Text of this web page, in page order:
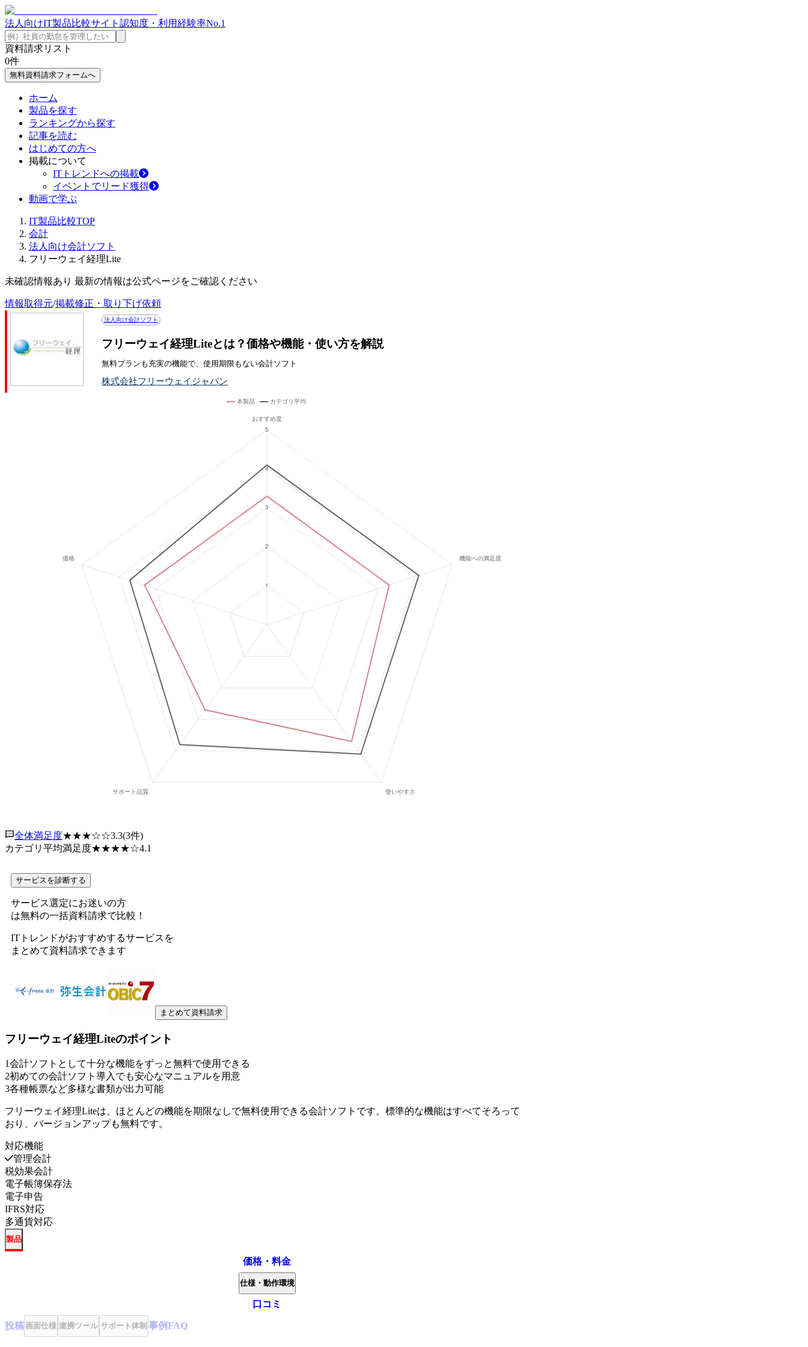
法人向けIT製品比較サイト 認知度・利用経験率No.1
資料請求リスト
0件
無料資料請求フォームへ
ホーム
製品を探す
ランキングから探す
記事を読む
はじめての方へ
掲載について
ITトレンドへの掲載
イベントでリード獲得
動画で学ぶ
IT製品比較TOP
会計
法人向け会計ソフト
フリーウェイ経理Lite
未確認情報あり 最新の情報は公式ページをご確認ください
情報取得元/掲載修正・取り下げ依頼
法人向け会計ソフト
フリーウェイ経理Liteとは？価格や機能・使い方を解説
無料プランも充実の機能で、使用期限もない会計ソフト
株式会社フリーウェイジャパン
全体満足度★★★☆☆3.3(3件)
カテゴリ平均満足度★★★★☆4.1
サービスを診断する
サービス選定にお迷いの方
は無料の一括資料請求で比較！
ITトレンドがおすすめするサービスを
まとめて資料請求できます
まとめて資料請求
フリーウェイ経理Liteのポイント
1会計ソフトとして十分な機能をずっと無料で使用できる
2初めての会計ソフト導入でも安心なマニュアルを用意
3各種帳票など多様な書類が出力可能
フリーウェイ経理Liteは、ほとんどの機能を期限なしで無料使用できる会計ソフトです。標準的な機能はすべてそろって
おり、バージョンアップも無料です。
対応機能
管理会計
税効果会計
電子帳簿保存法
電子申告
IFRS対応
多通貨対応
製品
価格・料金
仕様・動作環境
口コミ
投稿画面仕様 連携ツール サポート体制 事例FAQ